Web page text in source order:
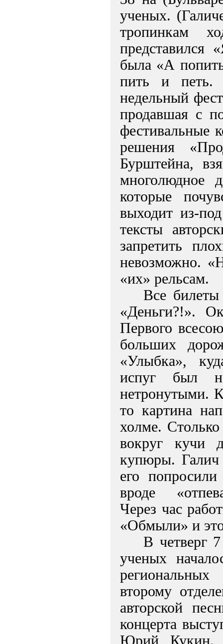
ученых.
тропинкам
была «А
пить и петь.
недельный
продавшая с
фестивальные
решения
Бурштейна,
многолюдное
которые
выходит из-
тексты
запретить
невозможно.
«их» рельсам.
Все
«Деньги?!».
Первого
больших
«Улыбка»,
испуг был
нетронутыми.
то картина
холме.
вокруг кучи
купюры. Галич
его
вроде
Через час
«Обмыли» и
В четверг
ученых
второму
авторской
концерта
Юрий Кукин.